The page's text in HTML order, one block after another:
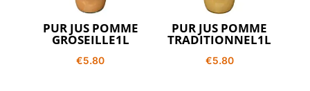
PUR JUS POMME
GROSEILLE1L
€5.80
PUR JUS POMME
TRADITIONNEL1L
€5.80